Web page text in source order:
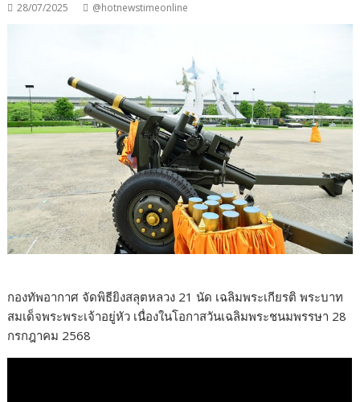
28/07/2025 @hotnewstimeonline
กองทัพอากาศ จัดพิธียิงสลุตหลวง 21 นัด เฉลิมพระเกียรติ พระบาท
สมเด็จพระพระเจ้าอยู่หัว เนื่องในโอกาสวันเฉลิมพระชนมพรรษา 28
กรกฎาคม 2568